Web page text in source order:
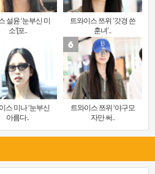
설윤 ‘눈부신 미
소’[포..
트와이스 쯔위 ‘갓경 쓴
훈녀’..
스 미나 ‘눈부신
아름다..
트와이스 쯔위 ‘야구모
자만 써..